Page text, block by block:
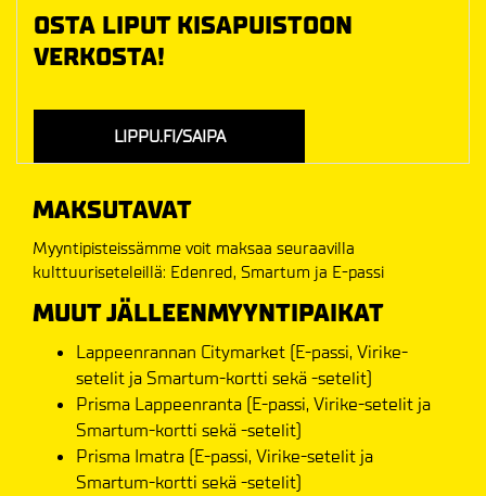
OSTA LIPUT KISAPUISTOON
VERKOSTA!
LIPPU.FI/SAIPA
MAKSUTAVAT
Myyntipisteissämme voit maksaa seuraavilla
kulttuuriseteleillä: Edenred, Smartum ja E-passi
MUUT JÄLLEENMYYNTIPAIKAT
Lappeenrannan Citymarket (E-passi, Virike-
setelit ja Smartum-kortti sekä -setelit)
Prisma Lappeenranta (E-passi, Virike-setelit ja
Smartum-kortti sekä -setelit)
Prisma Imatra (E-passi, Virike-setelit ja
Smartum-kortti sekä -setelit)